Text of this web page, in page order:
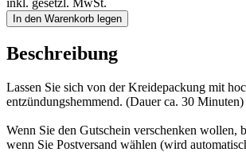
inkl. gesetzl. MwSt.
In den Warenkorb legen
Beschreibung
Lassen Sie sich von der Kreidepackung mit
entzündungshemmend. (Dauer ca. 30 Minuten)
Wenn Sie den Gutschein verschenken wollen,
wenn Sie Postversand wählen (wird